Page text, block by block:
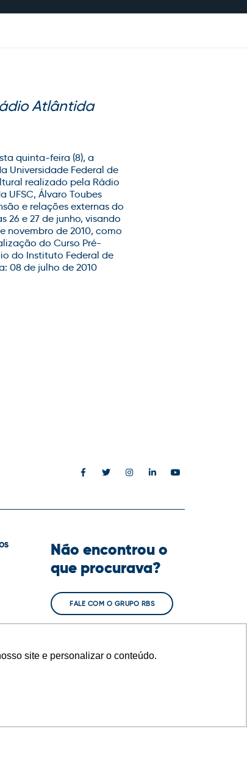
site e personalizar o conteúdo.
Atlântida
quinta-feira (8), a
Universidade Federal de
realizado pela Rádio
UFSC, Álvaro Toubes
e relações externas do
26 e 27 de junho, visando
novembro de 2010, como
do Curso Pré-
do Instituto Federal de
08 de julho de 2010
Não encontrou o
que procurava?
FALE COM O GRUPO RBS